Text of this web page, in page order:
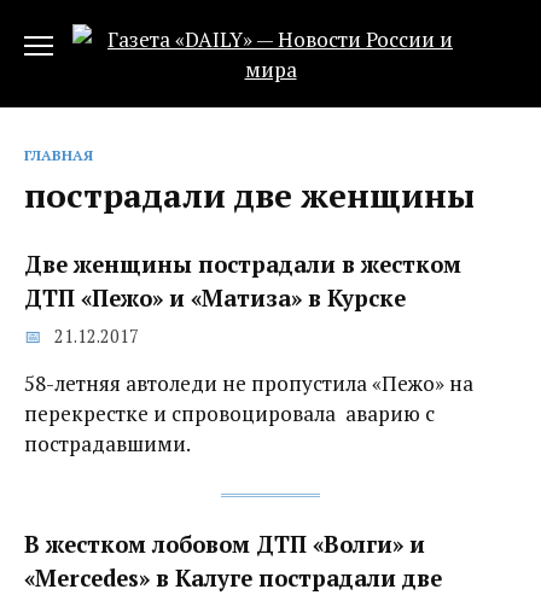
ГЛАВНАЯ
пострадали две женщины
Две женщины пострадали в жестком
ДТП «Пежо» и «Матиза» в Курске
21.12.2017
58-летняя автоледи не пропустила «Пежо» на
перекрестке и спровоцировала аварию с
пострадавшими.
В жестком лобовом ДТП «Волги» и
«Mercedes»‍ в Калуге пострадали две